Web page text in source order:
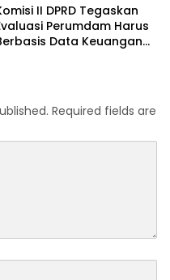
II DPRD Tegaskan
Perumdam Harus
Data Keuangan
Required fields are